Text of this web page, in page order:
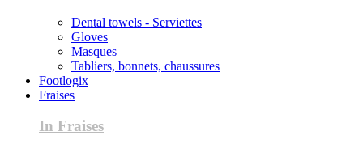
Dental towels - Serviettes
Gloves
Masques
Tabliers, bonnets, chaussures
Footlogix
Fraises
In Fraises